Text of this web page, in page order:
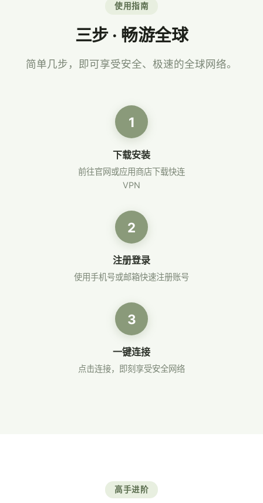
使用指南
三步 · 畅游全球
简单几步，即可享受安全、极速的全球网络。
1
下载安装
前往官网或应用商店下载快连
VPN
2
注册登录
使用手机号或邮箱快速注册账号
3
一键连接
点击连接，即刻享受安全网络
高手进阶